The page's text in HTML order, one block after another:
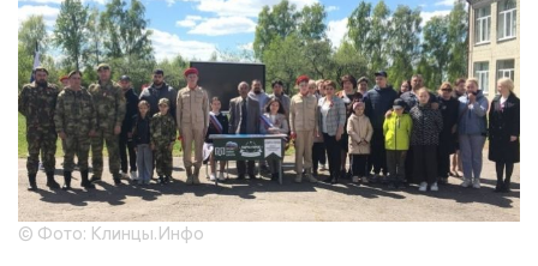
© Фото: Клинцы.Инфо